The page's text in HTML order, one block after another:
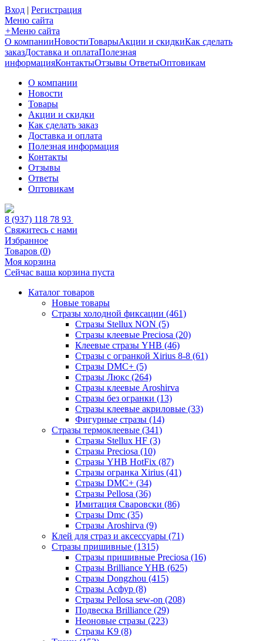
Вход | Регистрация
Меню сайта
+Меню сайта
О компанииНовостиТоварыАкции и скидкиКак сделать
заказДоставка и оплатаПолезная
информацияКонтактыОтзывы ОтветыОптовикам
О компании
Новости
Товары
Акции и скидки
Как сделать заказ
Доставка и оплата
Полезная информация
Контакты
Отзывы
Ответы
Оптовикам
8 (937) 118 78 93
Свяжитесь с нами
Избранное
Товаров (0)
Моя корзина
Сейчас ваша корзина пуста
Каталог товаров
Новые товары
Стразы холодной фиксации (461)
Стразы Stellux NON (5)
Стразы клеевые Preciosa (20)
Клеевые стразы YHB (46)
Стразы с огранкой Xirius 8-8 (61)
Стразы DMC+ (5)
Стразы Люкс (264)
Стразы клеевые Aroshirva
Стразы без огранки (13)
Стразы клеевые акриловые (33)
Фигурные стразы (14)
Стразы термоклеевые (341)
Стразы Stellux HF (3)
Стразы Preciosa (10)
Стразы YHB HotFix (87)
Стразы огранка Xirius (41)
Стразы DMC+ (34)
Стразы Pellosa (36)
Имитация Сваровски (86)
Стразы Dmc (35)
Стразы Aroshirva (9)
Клей для страз и аксессуары (71)
Стразы пришивные (1315)
Стразы пришивные Preciosa (16)
Стразы Brilliance YHB (625)
Стразы Dongzhou (415)
Стразы Асфур (8)
Стразы Pellosa sew-on (208)
Подвеска Brilliance (29)
Неоновые стразы (223)
Стразы K9 (8)